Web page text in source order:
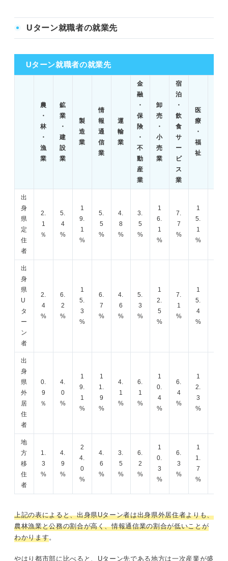
Uターン就職者の就業先
農
・
林
・
漁
業
鉱
業
・
建
設
業
製
造
業
情
報
通
信
業
運
輸
業
金
融
・
保
険
・
不
動
産
業
卸
売
・
小
売
業
宿
泊
・
飲
食
サ
ー
ビ
ス
業
医
療
・
福
祉
出
身
県
定
住
者
2.
1
％
5.
4
%
1
9.
1
%
5.
5
%
4.
8
%
3.
5
%
1
6.
1
%
7.
7
%
1
5.
1
%
出
身
県
U
タ
ー
ン
者
2.
4
%
6.
2
%
1
5.
3
%
6.
7
%
4.
6
%
5.
3
%
1
2.
5
%
7.
1
%
1
5.
4
%
出
身
県
外
居
住
者
0.
9
％
4.
0
%
1
9.
1
%
1
1.
9
%
4.
1
%
6.
1
%
1
0.
4
%
6.
4
%
1
2.
3
%
地
方
移
住
者
1.
3
%
4.
9
%
2
4.
0
%
4.
6
%
3.
5
%
6.
2
%
1
0.
3
%
6.
3
%
1
1.
7
%
Uターン就職者の就業先
上記の表によると、出身県Uターン者は出身県外居住者よりも、
農林漁業と公務の割合が高く、情報通信業の割合が低いことが
わかります。
やはり都市部に比べると、Uターン先である地方は一次産業が盛